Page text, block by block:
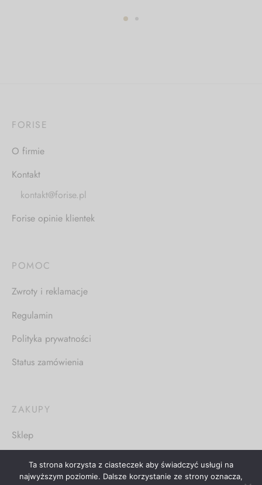
FORISE
O firmie
Kontakt
kontakt@forise.pl
Forise opinie klientek
POMOC
Zwroty i reklamacje
Regulamin
Polityka prywatności
Status zamówienia
ZAKUPY
Sklep
NowościTa strona korzysta z ciasteczek aby świadczyć usługi na
najwyższym poziomie. Dalsze korzystanie ze strony oznacza,